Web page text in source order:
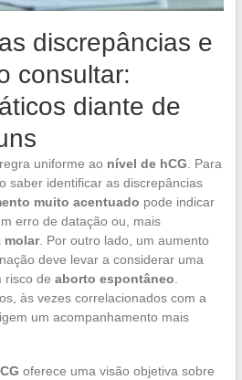
discrepâncias e
consultar:
diante de
uniforme ao nível de hCG . Para
saber identificar as discrepâncias
muito acentuado pode indicar
erro de datação ou, mais
molar. Por outro lado, um aumento
deve levar a considerar uma
de aborto espontâneo
às vezes correlacionados com a
um acompanhamento mais
oferece uma visão objetiva sobre